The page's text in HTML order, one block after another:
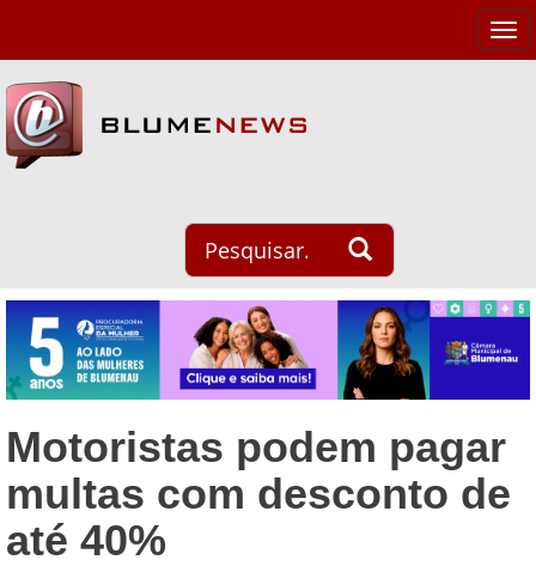
Motoristas podem pagar
multas com desconto de
até 40%